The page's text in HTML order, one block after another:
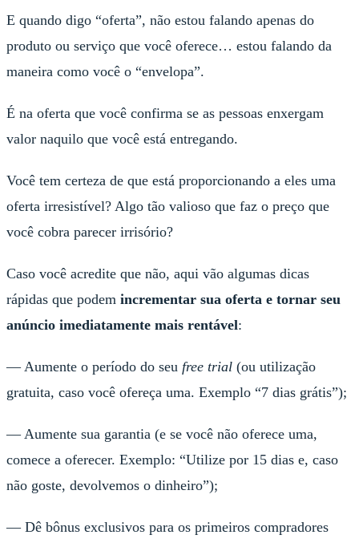
E quando digo “oferta”, não estou falando apenas do
produto ou serviço que você oferece… estou falando da
maneira como você o “envelopa”.
É na oferta que você confirma se as pessoas enxergam
valor naquilo que você está entregando.
Você tem certeza de que está proporcionando a eles uma
oferta irresistível? Algo tão valioso que faz o preço que
você cobra parecer irrisório?
Caso você acredite que não, aqui vão algumas dicas
rápidas que podem incrementar sua oferta e tornar seu
anúncio imediatamente mais rentável:
— Aumente o período do seu free trial (ou utilização
gratuita, caso você ofereça uma. Exemplo “7 dias grátis”);
— Aumente sua garantia (e se você não oferece uma,
comece a oferecer. Exemplo: “Utilize por 15 dias e, caso
não goste, devolvemos o dinheiro”);
— Dê bônus exclusivos para os primeiros compradores